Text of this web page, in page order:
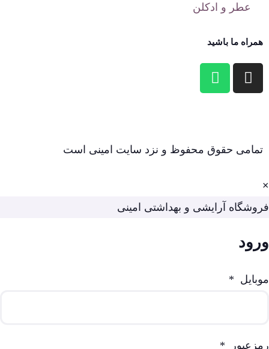
عطر و ادکلن
همراه ما باشید
تمامی حقوق محفوظ و نزد سایت امینی است
×
فروشگاه آرایشی و بهداشتی امینی
ورود
موبایل *
رمزعبور *